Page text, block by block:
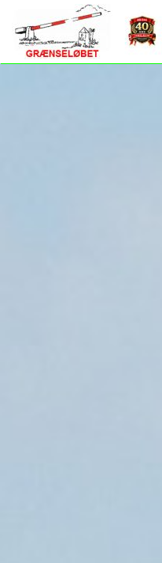
Skip to main content